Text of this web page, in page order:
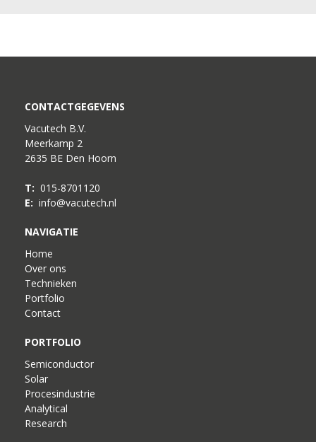
CONTACTGEGEVENS
Vacutech B.V.
Meerkamp 2
2635 BE Den Hoorn
T: 015-8701120
E: info@vacutech.nl
NAVIGATIE
Home
Over ons
Technieken
Portfolio
Contact
PORTFOLIO
Semiconductor
Solar
Procesindustrie
Analytical
Research